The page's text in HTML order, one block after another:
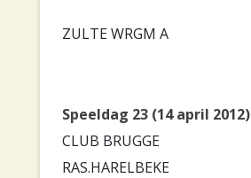
ZULTE WRGM A
Speeldag 23 (14 april 2012)
CLUB BRUGGE
RAS.HARELBEKE